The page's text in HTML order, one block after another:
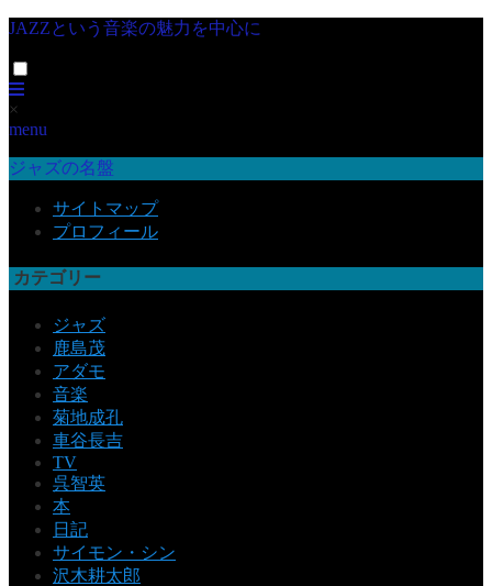
JAZZという音楽の魅力を中心に
×
menu
ジャズの名盤
サイトマップ
プロフィール
カテゴリー
ジャズ
鹿島茂
アダモ
音楽
菊地成孔
車谷長吉
TV
呉智英
本
日記
サイモン・シン
沢木耕太郎